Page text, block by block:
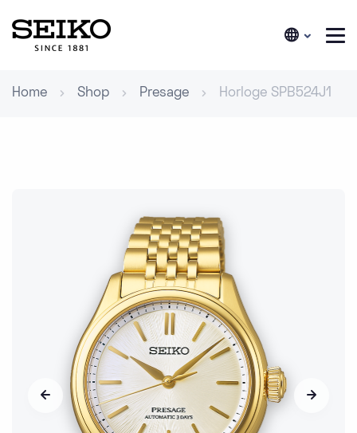
Home Shop Presage Horloge SPB524J1